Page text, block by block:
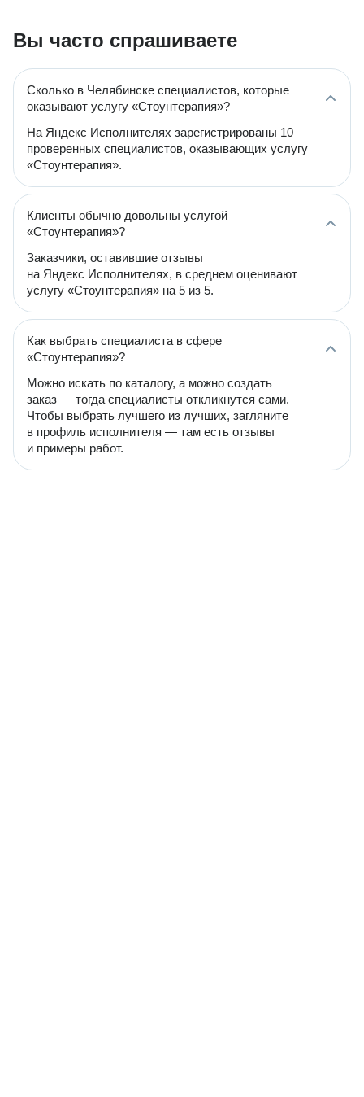
Вы часто спрашиваете
Сколько в Челябинске специалистов, которые
оказывают услугу «Стоунтерапия»?
На Яндекс Исполнителях зарегистрированы 10
проверенных специалистов, оказывающих услугу
«Стоунтерапия».
Клиенты обычно довольны услугой
«Стоунтерапия»?
Заказчики, оставившие отзывы
на Яндекс Исполнителях, в среднем оценивают
услугу «Стоунтерапия» на 5 из 5.
Как выбрать специалиста в сфере
«Стоунтерапия»?
Можно искать по каталогу, а можно создать
заказ — тогда специалисты откликнутся сами.
Чтобы выбрать лучшего из лучших, загляните
в профиль исполнителя — там есть отзывы
и примеры работ.